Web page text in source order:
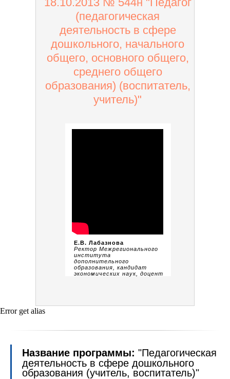
(педагогическая
деятельность в сфере
дошкольного, начального
общего, основного общего,
среднего общего
образования) (воспитатель,
учитель)"
Е.В. Лабазнова
Ректор Межрегионального
института
дополнительного
образования, кандидат
экономических наук, доцент
Error get alias
Название программы: "Педагогическая
деятельность в сфере дошкольного
образования (учитель, воспитатель)"